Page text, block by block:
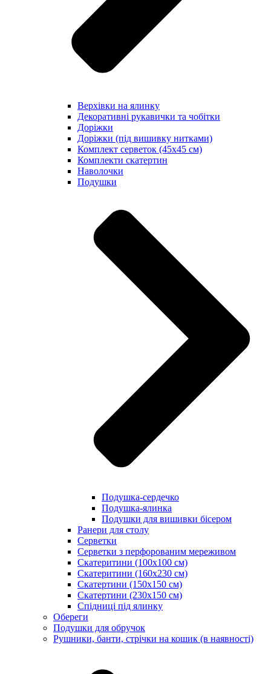
Верхівки на ялинку
Декоративні рукавички та чобітки
Доріжки
Доріжки (під вишивку нитками)
Комплект серветок (45х45 см)
Комплекти скатертин
Наволочки
Подушки
Подушка-сердечко
Подушка-ялинка
Подушки для вишивки бісером
Ранери для столу
Серветки
Серветки з перфорованим мереживом
Скатеритини (100х100 см)
Скатеритини (160х230 см)
Скатертини (150х150 см)
Скатертини (230х150 см)
Спідниці під ялинку
Обереги
Подушки для обручок
Рушники, банти, стрічки на кошик (в наявності)